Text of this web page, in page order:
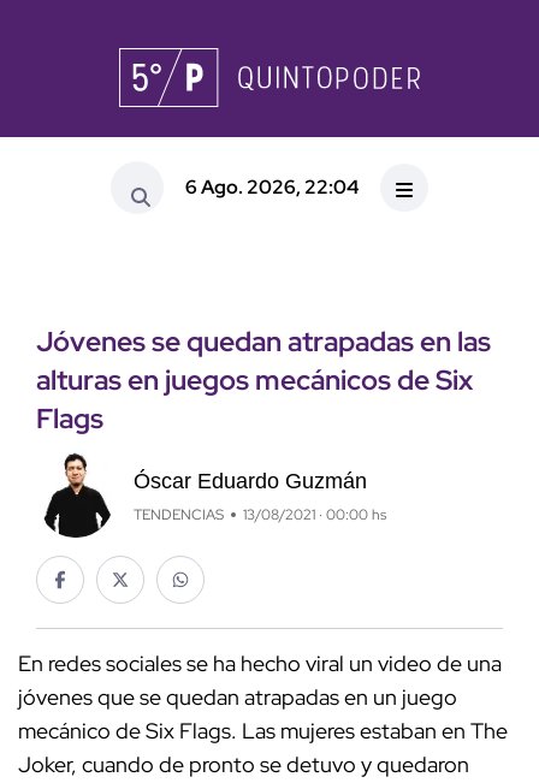
6 Ago. 2026, 22:04
Jóvenes se quedan atrapadas en las
alturas en juegos mecánicos de Six
Flags
Óscar Eduardo Guzmán
TENDENCIAS 13/08/2021 · 00:00 hs
En redes sociales se ha hecho viral un video de una
jóvenes que se quedan atrapadas en un juego
mecánico de Six Flags. Las mujeres estaban en The
Joker, cuando de pronto se detuvo y quedaron